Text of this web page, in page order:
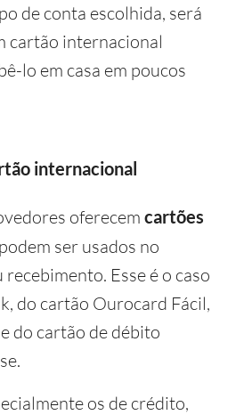
de conta escolhida, será
cartão internacional
lo em casa em poucos
internacional
oferecem cartões
ser usados no
Esse é o caso
do cartão Ourocard Fácil,
do cartão de débito
os de crédito,